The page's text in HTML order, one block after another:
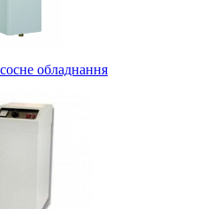
обладнання